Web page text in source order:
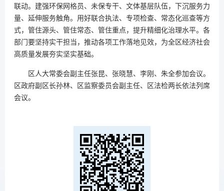
联动。建强环保网格员、未保专干、文体基层队伍，下沉服务力
量、延伸服务触角。用好联合执法、专项检查、常态化巡查等方
式，管住源头、管住常态、管住重点，提升精细化治理水平。各
部门要坚持实干担当，推动各项工作落地见效，为全区经济社会
高质量发展夯实坚实基础。
区人大常委会副主任张昆、张晓慧、李刚、朱全参加会议。
区政府副区长孙林、区监察委员会副主任、区法检两长依法列席
会议。